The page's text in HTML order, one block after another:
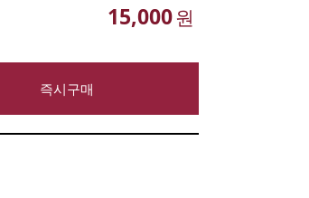
15,000원
즉시구매